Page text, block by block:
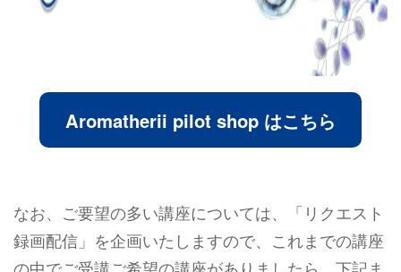
Aromatherii pilot shop はこちら
なお、ご要望の多い講座については、「リクエスト
録画配信」を企画いたしますので、これまでの講座